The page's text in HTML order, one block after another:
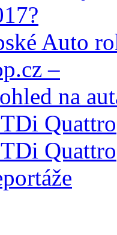
Auto
Quattro